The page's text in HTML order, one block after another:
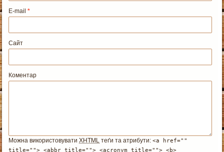
E-mail*
Сайт
Коментар
Можна використовуватиXHTML теґи та атрибути:<a href=""
title=""> <abbr title=""> <acronym title=""> <b>